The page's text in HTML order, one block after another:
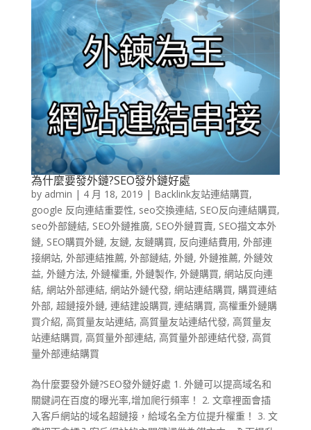
為什麼要發外鏈?SEO發外鏈好處
by admin | 4 月 18, 2019 | Backlink友站連結購買,
google 反向連結重要性, seo交換連結, SEO反向連結購買,
seo外部鏈結, SEO外鏈推廣, SEO外鏈買賣, SEO描文本外
鏈, SEO購買外鏈, 友鏈, 友鏈購買, 反向連結費用, 外部連
接網站, 外部連結推薦, 外部鏈結, 外鏈, 外鏈推薦, 外鏈效
益, 外鏈方法, 外鏈權重, 外鏈製作, 外鏈購買, 網站反向連
結, 網站外部連結, 網站外鏈代發, 網站連結購買, 購買連結
外部, 超鏈接外鏈, 連結建設購買, 連結購買, 高權重外鏈購
買介紹, 高質量友站連結, 高質量友站連結代發, 高質量友
站連結購買, 高質量外部連結, 高質量外部連結代發, 高質
量外部連結購買
為什麼要發外鏈?SEO發外鏈好處 1. 外鏈可以提高域名和
關鍵詞在百度的曝光率,增加爬行頻率！ 2. 文章裡面會插
入客戶網站的域名超鏈接，給域名全方位提升權重！ 3. 文